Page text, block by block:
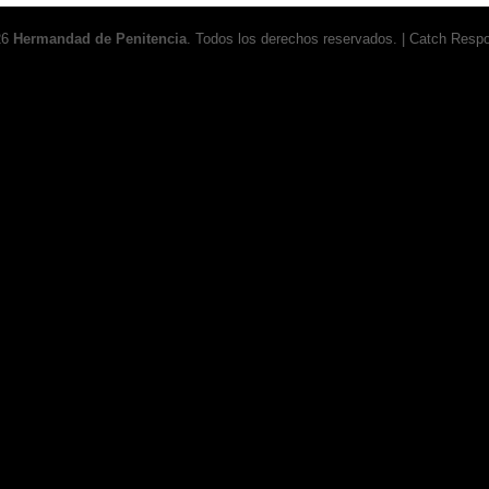
Hermandad de Penitencia. Todos los derechos reservados. | Catch